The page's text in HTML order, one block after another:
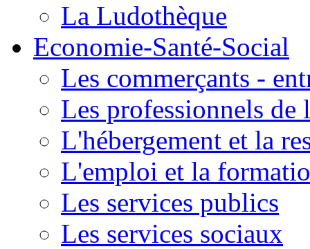
La Ludothèque
Economie-Santé-Social
Les commerçants -
Les professionnels de
L'hébergement et la
L'emploi et la
Les services publics
Les services sociaux